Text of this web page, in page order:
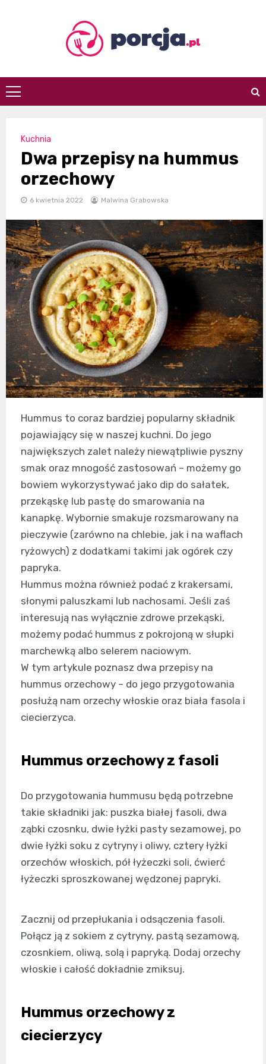
porcja.pl
Kuchnia
Dwa przepisy na hummus
orzechowy
6 kwietnia 2022 Malwina Grabowska
Hummus to coraz bardziej popularny składnik
pojawiający się w naszej kuchni. Do jego
największych zalet należy niewątpliwie pyszny
smak oraz mnogość zastosowań – możemy go
bowiem wykorzystywać jako dip do sałatek,
przekąskę lub pastę do smarowania na
kanapkę. Wybornie smakuje rozsmarowany na
pieczywie (zarówno na chlebie, jak i na waflach
ryżowych) z dodatkami takimi jak ogórek czy
papryka.
Hummus można również podać z krakersami,
słonymi paluszkami lub nachosami. Jeśli zaś
interesują nas wyłącznie zdrowe przekąski,
możemy podać hummus z pokrojoną w słupki
marchewką albo selerem naciowym.
W tym artykule poznasz dwa przepisy na
hummus orzechowy – do jego przygotowania
posłużą nam orzechy włoskie oraz biała fasola i
ciecierzyca.
Hummus orzechowy z fasoli
Do przygotowania hummusu będą potrzebne
takie składniki jak: puszka białej fasoli, dwa
ząbki czosnku, dwie łyżki pasty sezamowej, po
dwie łyżki soku z cytryny i oliwy, cztery łyżki
orzechów włoskich, pół łyżeczki soli, ćwierć
łyżeczki sproszkowanej wędzonej papryki.
Zacznij od przepłukania i odsączenia fasoli.
Połącz ją z sokiem z cytryny, pastą sezamową,
czosnkiem, oliwą, solą i papryką. Dodaj orzechy
włoskie i całość dokładnie zmiksuj.
Hummus orzechowy z
ciecierzycy